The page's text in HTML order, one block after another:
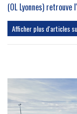
(OL Lyonnes)
Afficher plus d'articles